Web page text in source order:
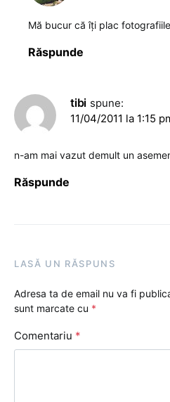
Mă bucur că îţi plac
Răspunde
tibi spune:
11/04/2011 la 1:15
n-am mai vazut demult un
Răspunde
LASĂ UN RĂSPUNS
Adresa ta de email nu va fi
sunt marcate cu *
Comentariu *